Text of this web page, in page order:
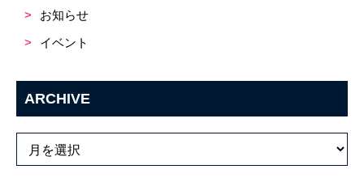
お知らせ
イベント
ARCHIVE